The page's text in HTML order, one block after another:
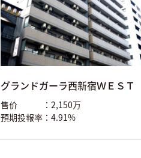
グランドガーラ西新宿ＷＥＳＴ
售价
2,150万
預期投報率
4.91%